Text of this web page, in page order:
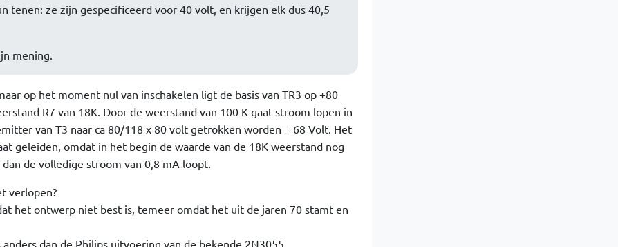
tenen: ze zijn gespecificeerd voor 40 volt, en krijgen elk dus 40,5
mening.
op het moment nul van inschakelen ligt de basis van TR3 op +80
R7 van 18K. Door de weerstand van 100 K gaat stroom lopen in
van T3 naar ca 80/118 x 80 volt getrokken worden = 68 Volt. Het
geleiden, omdat in het begin de waarde van de 18K weerstand nog
de volledige stroom van 0,8 mA loopt.
verlopen?
het ontwerp niet best is, temeer omdat het uit de jaren 70 stamt en
dan de Philips uitvoering van de bekende 2N3055.